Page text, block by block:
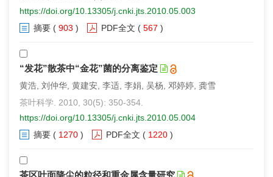
https://doi.org/10.13305/j.cnki.jts.2010.05.003
摘要 ( 903 ) PDF全文 ( 567 )
“发花”散茶中“金花”菌的分离鉴定
黄浩, 刘仲华, 黄建安, 李适, 李娟, 吴杨, 邓婷婷, 龚雪
茶叶科学. 2010, 30(5): 350-354.
https://doi.org/10.13305/j.cnki.jts.2010.05.004
摘要 ( 1270 ) PDF全文 ( 1220 )
茶区叶面降尘的粒径和重金属含量研究